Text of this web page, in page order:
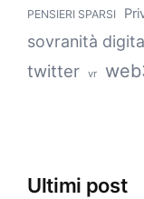
PENSIERI SPARSI
sovranità
twitter vr
Ultimi post